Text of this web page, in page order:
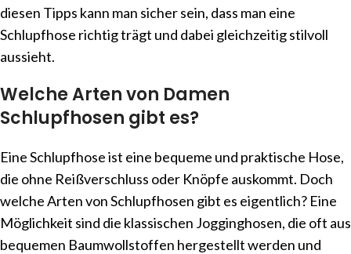
diesen Tipps kann man sicher sein, dass man eine
Schlupfhose richtig trägt und dabei gleichzeitig stilvoll
aussieht.
Welche Arten von Damen
Schlupfhosen gibt es?
Eine Schlupfhose ist eine bequeme und praktische Hose,
die ohne Reißverschluss oder Knöpfe auskommt. Doch
welche Arten von Schlupfhosen gibt es eigentlich? Eine
Möglichkeit sind die klassischen Jogginghosen, die oft aus
bequemen Baumwollstoffen hergestellt werden und